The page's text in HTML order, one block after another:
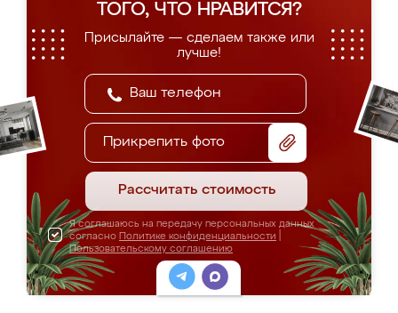
ТОГО, ЧТО НРАВИТСЯ?
Присылайте — сделаем также или
лучше!
Прикрепить фото
Рассчитать стоимость
Я соглашаюсь на передачу персональных данных
согласно Политике конфиденциальности
Пользовательскому соглашению